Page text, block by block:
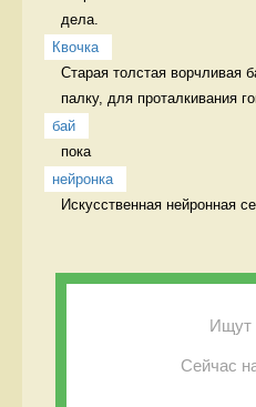
дела.
Квочка
Старая толстая ворчливая
палку, для проталкивания
бай
пока
нейронка
Искусственная нейронная
Ищут
Сейчас